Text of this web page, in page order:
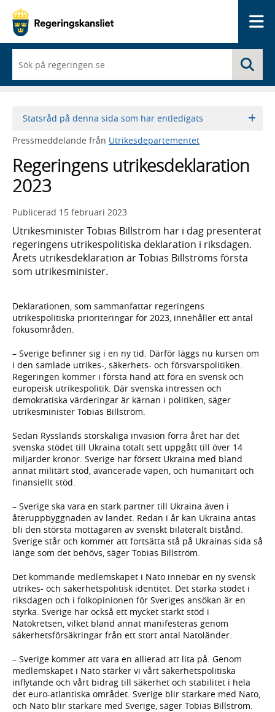
du
börjar
skriva
framträder
lista
med
sökförslag
Statsråd på denna sida som har entledigats
Pressmeddelande från Utrikesdepartementet
Regeringens utrikesdeklaration
2023
Publicerad 15 februari 2023
Utrikesminister Tobias Billström har i dag presenterat
regeringens utrikespolitiska deklaration i riksdagen.
Årets utrikesdeklaration är Tobias Billströms första
som utrikesminister.
Deklarationen, som sammanfattar regeringens
utrikespolitiska prioriteringar för 2023, innehåller ett antal
fokusområden.
– Sverige befinner sig i en ny tid. Därför läggs nu kursen om
i den samlade utrikes-, säkerhets- och försvarspolitiken.
Regeringen kommer i första hand att föra en svensk och
europeisk utrikespolitik. Där svenska intressen och
demokratiska värderingar är kärnan i politiken, säger
utrikesminister Tobias Billström.
Sedan Rysslands storskaliga invasion förra året har det
svenska stödet till Ukraina totalt sett uppgått till över 14
miljarder kronor. Sverige har försett Ukraina med bland
annat militärt stöd, avancerade vapen, och humanitärt och
finansiellt stöd.
– Sverige ska vara en stark partner till Ukraina även i
återuppbyggnaden av landet. Redan i år kan Ukraina antas
bli den största mottagaren av svenskt bilateralt bistånd.
Sverige står och kommer att fortsätta stå på Ukrainas sida så
länge som det behövs, säger Tobias Billström.
Det kommande medlemskapet i Nato innebär en ny svensk
utrikes- och säkerhetspolitisk identitet. Det starka stödet i
riksdagen och i folkopinionen för Sveriges ansökan är en
styrka. Sverige har också ett mycket starkt stöd i
Natokretsen, vilket bland annat manifesteras genom
säkerhetsförsäkringar från ett stort antal Natoländer.
– Sverige kommer att vara en allierad att lita på. Genom
medlemskapet i Nato stärker vi vårt säkerhetspolitiska
inflytande och vårt bidrag till säkerhet och stabilitet i hela
det euro-atlantiska området. Sverige blir starkare med Nato,
och Nato blir starkare med Sverige, säger Tobias Billström.